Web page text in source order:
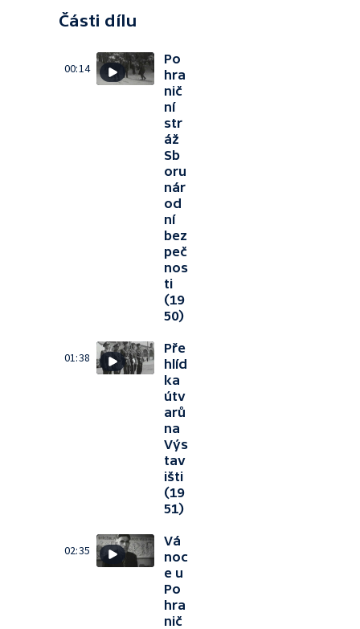
Části dílu
00:14
Po
hra
nič
ní
str
áž
Sb
oru
nár
od
ní
bez
peč
nos
ti
(19
50)
01:38
Pře
hlíd
ka
útv
arů
na
Výs
tav
išti
(19
51)
02:35
Vá
noc
e u
Po
hra
nič